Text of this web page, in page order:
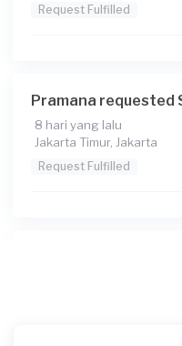
Request Fulfilled
Pramana requested
8 hari yang lalu
Jakarta Timur, Jakarta
Request Fulfilled